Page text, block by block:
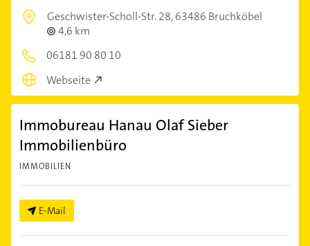
Geschwister-Scholl-Str. 28,63486 Bruchköbel
4,6 km
06181 90 80 10
Webseite
Immobureau Hanau Olaf Sieber
Immobilienbüro
IMMOBILIEN
E-Mail